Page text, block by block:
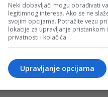
i pomoći vam da
planove. Emotivni odnosi
Neki dobavljači mogu obrađivati
legitimnog interesa. Ako se ne
svojim opcijama. Potražite vezu
lokacije za upravljanje
privatnosti i kolačića.
Upravljanje opcijama